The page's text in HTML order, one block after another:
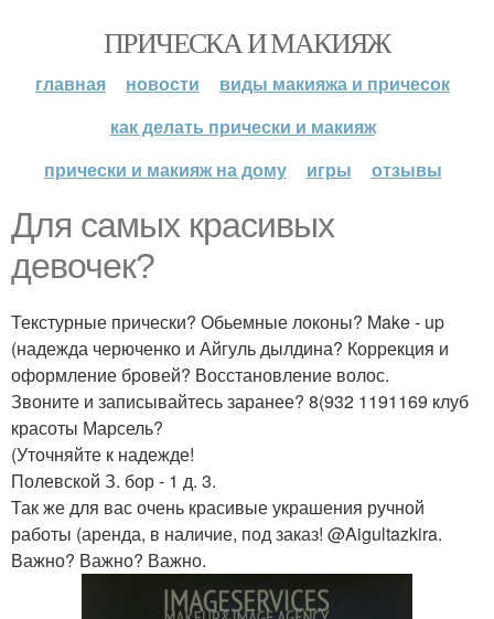
ПРИЧЕСКА И МАКИЯЖ
главная новости
виды макияжа и причесок
как делать прически и макияж
прически и макияж на дому
игры отзывы
Для самых красивых
девочек?
Текстурные прически? Обьемные локоны? Make - up
(надежда черюченко и Айгуль дылдина? Коррекция и
оформление бровей? Восстановление волос.
Звоните и записывайтесь заранее? 8(932 1191169 клуб
красоты Марсель?
(Уточняйте к надежде!
Полевской З. бор - 1 д. 3.
Так же для вас очень красивые украшения ручной
работы (аренда, в наличие, под заказ! @Aigultazkira.
Важно? Важно? Важно.